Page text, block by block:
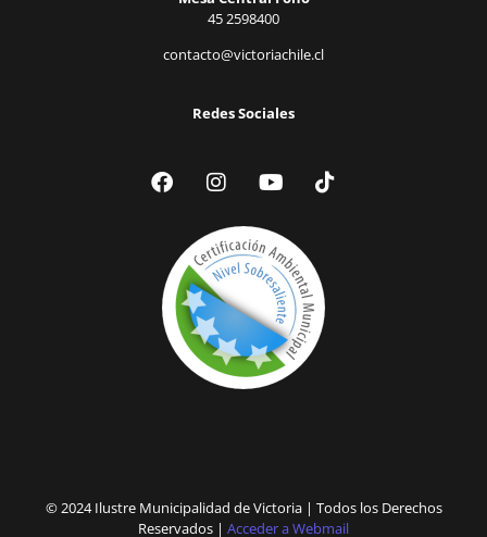
45 2598400
contacto@victoriachile.cl
Redes Sociales
© 2024 Ilustre Municipalidad de Victoria | Todos los Derechos
Reservados | Acceder a Webmail